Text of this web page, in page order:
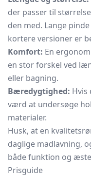
der passer til
den med. Lange
kortere versioner er
Komfort: En
en stor forskel ved
eller bagning.
Bæredygtighed: Hvis
værd at undersøge
materialer.
Husk, at en
daglige madlavning,
både funktion og
Prisguide